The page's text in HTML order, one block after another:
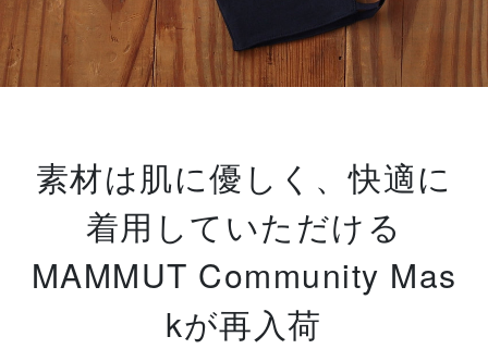
素材は肌に優しく、快適に
着用していただける
MAMMUT Community Mas
kが再入荷